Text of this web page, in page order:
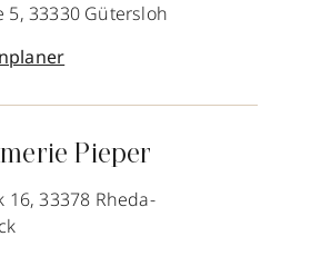
5, 33330 Gütersloh
Pieper
16, 33378 Rheda-